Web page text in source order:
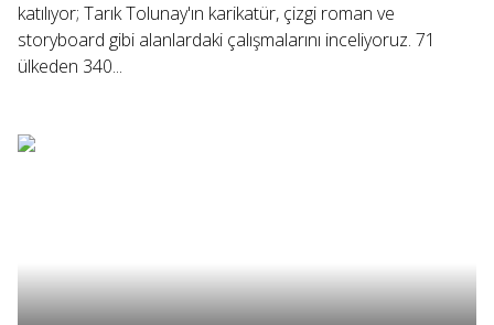
katılıyor; Tarık Tolunay'ın karikatür, çizgi roman ve
storyboard gibi alanlardaki çalışmalarını inceliyoruz. 71
ülkeden 340...